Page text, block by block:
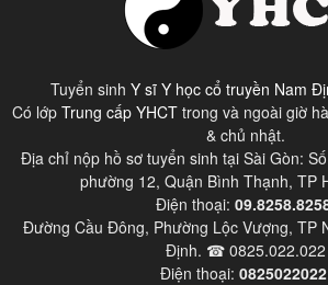
Tuyển sinh Y sĩ Y học cổ truyền Nam
Có lớp Trung cấp YHCTtrong và ngoài giờ
& chủ nhật.
Địa chỉ nộp hồ sơ tuyển sinh tại Sài Gòn:
phường 12, Quận Bình Thạnh, TP
Điện thoại:
Đường Cầu Đông, Phường Lộc Vượng, TP
Định. ☎ 0825.022.022
Điện thoại: 0825022022